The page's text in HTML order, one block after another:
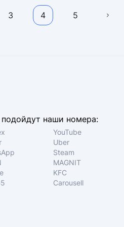
3 4 5
наши номера:
YouTube
Uber
Steam
MAGNIT
KFC
Carousell